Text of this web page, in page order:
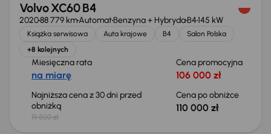
Volvo XC60 B4
202088 779 kmAutomatBenzyna + HybrydaB4145 kW
Książka serwisowa Auta krajowe B4
Salon Polska
+8 kolejnych
Miesięczna rata
na miarę
Cena promocyjna
106 000 zł
Najniższa cena z 30 dni przed
obniżką
111 500 zł
Cena po obniżce
110 000 zł
Taniej o 500 zł